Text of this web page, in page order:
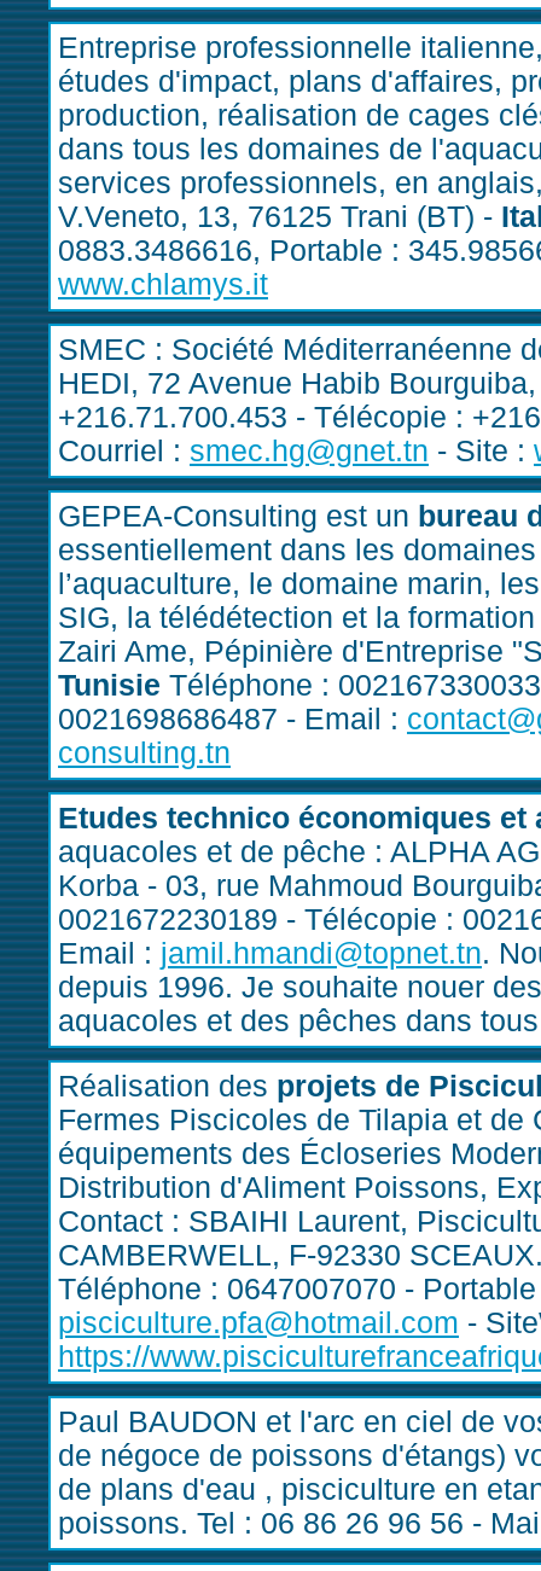
Entreprise professionnelle
études d'impact, plans d'affaires,
production, réalisation de cages
dans tous les domaines de
services professionnels, en
V.Veneto, 13, 76125 Trani (BT) -
0883.3486616, Portable :
www.chlamys.it
SMEC : Société Méditerranéenne
HEDI, 72 Avenue Habib
+216.71.700.453 - Télécopie :
Courriel : smec.hg@gnet.tn - Site :
GEPEA-Consulting est un bureau
essentiellement dans les
l’aquaculture, le domaine marin,
SIG, la télédétection et la
Zairi Ame, Pépinière d'Entreprise
Tunisie Téléphone :
0021698686487 - Email :
consulting.tn
Etudes technico économiques et
aquacoles et de pêche : ALPHA
Korba - 03, rue Mahmoud
0021672230189 - Télécopie :
Email : jamil.hmandi@topnet.tn.
depuis 1996. Je souhaite nouer
aquacoles et des pêches dans
Réalisation des projets de
Fermes Piscicoles de Tilapia et
équipements des Écloseries
Distribution d'Aliment Poissons,
Contact : SBAIHI Laurent,
CAMBERWELL, F-92330
Téléphone : 0647007070 -
pisciculture.pfa@hotmail.com -
https://
Paul BAUDON et l'arc en ciel de
de négoce de poissons d'étangs)
de plans d'eau , pisciculture en
poissons. Tel : 06 86 26 96 56 -